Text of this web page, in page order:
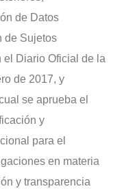
de Datos
de Sujetos
Diario Oficial de la
de 2017, y
se aprueba el
y
para el
en materia
y transparencia